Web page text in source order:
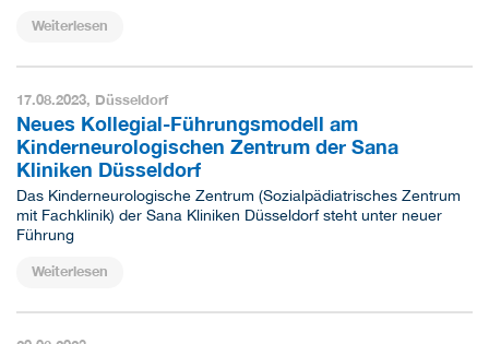
Weiterlesen
17.08.2023, Düsseldorf
Neues Kollegial-Führungsmodell am
Kinderneurologischen Zentrum der Sana
Kliniken Düsseldorf
Das Kinderneurologische Zentrum (Sozialpädiatrisches Zentrum
mit Fachklinik) der Sana Kliniken Düsseldorf steht unter neuer
Führung
Weiterlesen